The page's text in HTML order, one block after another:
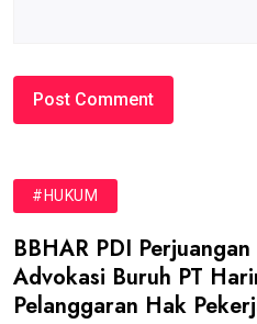
#HUKUM
BBHAR PDI
Advokasi Buruh PT
Pelanggaran Hak